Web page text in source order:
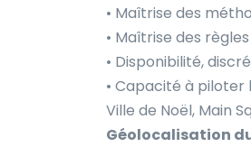
• Maîtrise des
• Maîtrise des
• Disponibilité,
• Capacité à piloter
Ville de Noël, Main
Géolocalisation